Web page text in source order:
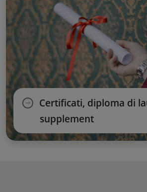
Certificati, diploma di
supplement